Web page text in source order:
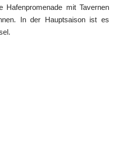
Hafenpromenade mit Tavernen
In der Hauptsaison ist es